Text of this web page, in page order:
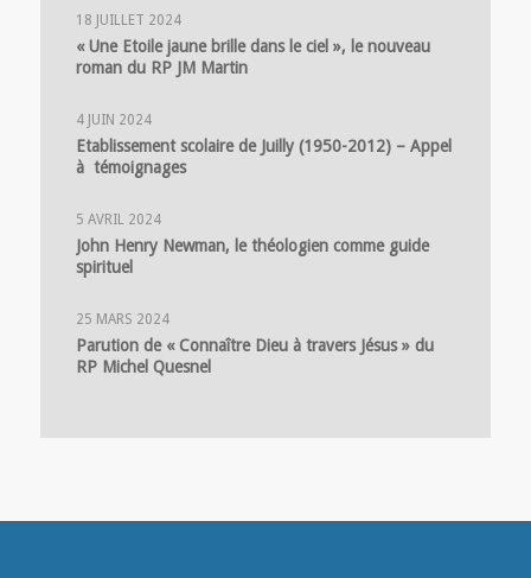
18 JUILLET 2024
« Une Etoile jaune brille dans le ciel », le nouveau
roman du RP JM Martin
4 JUIN 2024
Etablissement scolaire de Juilly (1950-2012) – Appel
à témoignages
5 AVRIL 2024
John Henry Newman, le théologien comme guide
spirituel
25 MARS 2024
Parution de « Connaître Dieu à travers Jésus » du
RP Michel Quesnel